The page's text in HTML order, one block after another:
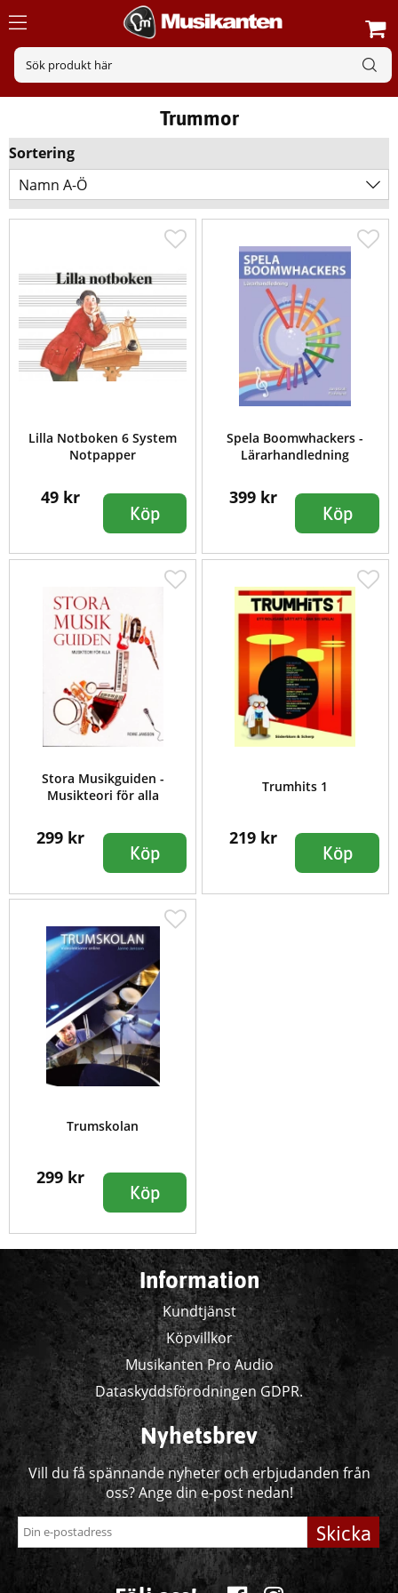
Trummor
Sortering
Namn A-Ö
Lilla Notboken 6 System
Notpapper
49 kr
Köp
Spela Boomwhackers -
Lärarhandledning
399 kr
Köp
Stora Musikguiden -
Musikteori för alla
299 kr
Köp
Trumhits 1
219 kr
Köp
Trumskolan
299 kr
Köp
Information
Kundtjänst
Köpvillkor
Musikanten Pro Audio
Dataskyddsförodningen GDPR.
Nyhetsbrev
Vill du få spännande nyheter och erbjudanden från
oss? Ange din e-post nedan!
Skicka